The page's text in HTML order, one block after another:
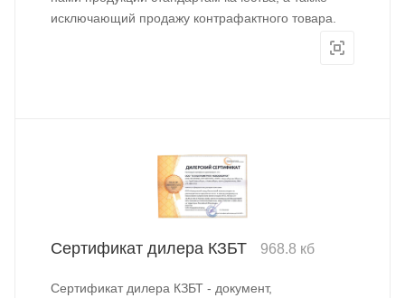
исключающий продажу контрафактного товара.
Сертификат дилера КЗБТ 968.8 кб
Сертификат дилера КЗБТ - документ,